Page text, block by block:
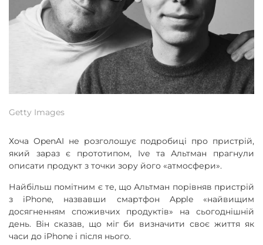
Getty Images
Хоча OpenAI не розголошує подробиці про пристрій,
який зараз є прототипом, Ive та Альтман прагнули
описати продукт з точки зору його «атмосфери».
Найбільш помітним є те, що Альтман порівняв пристрій
з iPhone, назвавши смартфон Apple «найвищим
досягненням споживчих продуктів» на сьогоднішній
день. Він сказав, що міг би визначити своє життя як
часи до iPhone і після нього.